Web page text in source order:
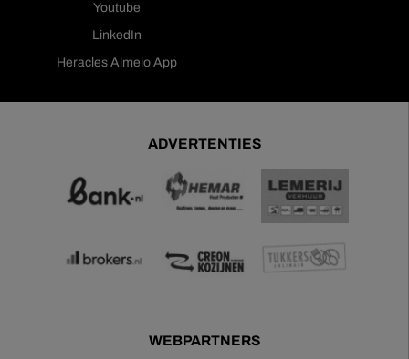
Youtube
LinkedIn
Heracles Almelo App
ADVERTENTIES
WEBPARTNERS